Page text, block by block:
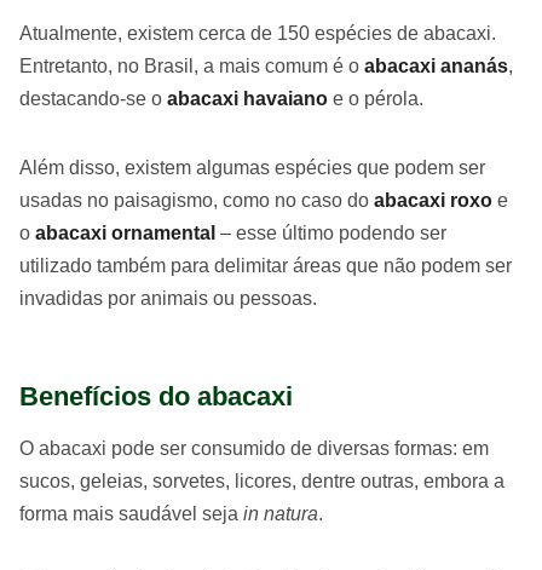
Atualmente, existem cerca de 150 espécies de abacaxi.
Entretanto, no Brasil, a mais comum é o abacaxi ananás,
destacando-se o abacaxi havaiano e o pérola.
Além disso, existem algumas espécies que podem ser
usadas no paisagismo, como no caso do abacaxi roxo e
o abacaxi ornamental – esse último podendo ser
utilizado também para delimitar áreas que não podem ser
invadidas por animais ou pessoas.
Benefícios do abacaxi
O abacaxi pode ser consumido de diversas formas: em
sucos, geleias, sorvetes, licores, dentre outras, embora a
forma mais saudável seja in natura.